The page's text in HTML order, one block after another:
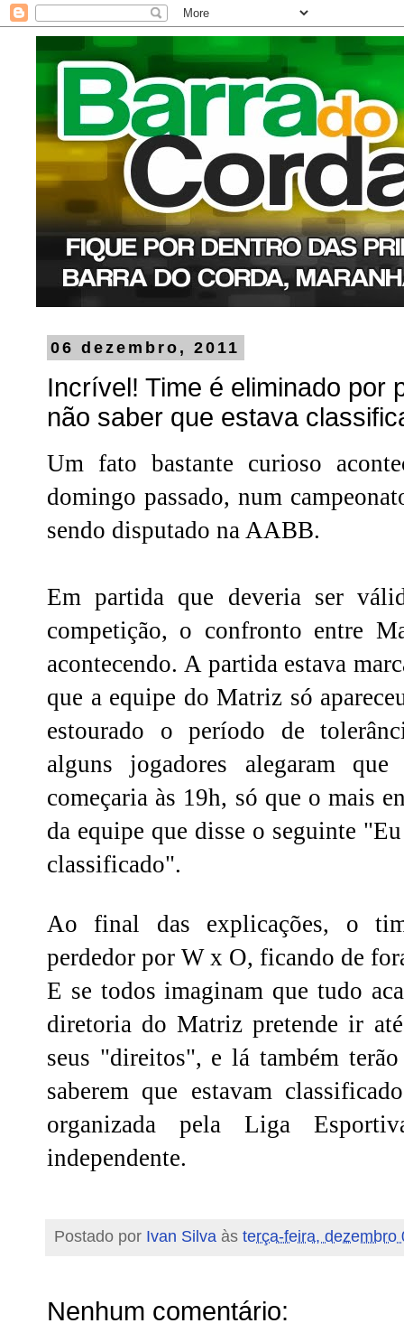
06 dezembro, 2011
Incrível! Time é eliminado por
não saber que estava
Um fato bastante curioso
domingo passado, num
sendo disputado na AABB.
Em partida que deveria ser
competição, o confronto entre
acontecendo. A partida estava
que a equipe do Matriz só
estourado o período de
alguns jogadores alegaram
começaria às 19h, só que o mais
da equipe que disse o seguinte
classificado".
Ao final das explicações, o
perdedor por W x O, ficando de
E se todos imaginam que tudo
diretoria do Matriz pretende ir
seus "direitos", e lá também
saberem que estavam
organizada pela Liga
independente.
Postado por Ivan Silva às terça-feira, dezembro
Nenhum comentário: